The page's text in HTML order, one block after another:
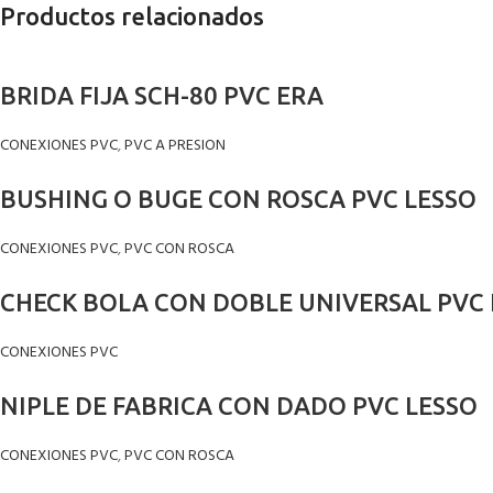
Productos relacionados
BRIDA FIJA SCH-80 PVC ERA
CONEXIONES PVC,PVC A PRESION
BUSHING O BUGE CON ROSCA PVC LESSO
CONEXIONES PVC,PVC CON ROSCA
CHECK BOLA CON DOBLE UNIVERSAL PVC
CONEXIONES PVC
NIPLE DE FABRICA CON DADO PVC LESSO
CONEXIONES PVC,PVC CON ROSCA